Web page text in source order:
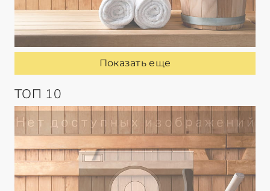
Показать еще
ТОП 10